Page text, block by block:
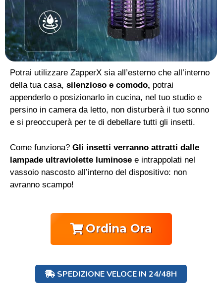
Potrai utilizzare ZapperX sia all’esterno che all’interno
della tua casa, silenzioso e comodo, potrai
appenderlo o posizionarlo in cucina, nel tuo studio e
persino in camera da letto, non disturberà il tuo sonno
e si preoccuperà per te di debellare tutti gli insetti.
Come funziona? Gli insetti verranno attratti dalle
lampade ultraviolette luminose e intrappolati nel
vassoio nascosto all’interno del dispositivo: non
avranno scampo!
Ordina Ora
SPEDIZIONE VELOCE IN 24/48H